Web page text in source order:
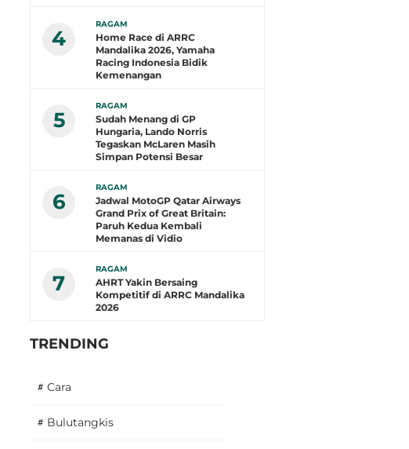
4
RAGAM
Home Race di ARRC
Mandalika 2026, Yamaha
Racing Indonesia Bidik
Kemenangan
5
RAGAM
Sudah Menang di GP
Hungaria, Lando Norris
Tegaskan McLaren Masih
Simpan Potensi Besar
6
RAGAM
Jadwal MotoGP Qatar Airways
Grand Prix of Great Britain:
Paruh Kedua Kembali
Memanas di Vidio
7
RAGAM
AHRT Yakin Bersaing
Kompetitif di ARRC Mandalika
2026
TRENDING
# Cara
# Bulutangkis